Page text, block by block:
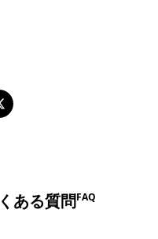
ある質問FAQ